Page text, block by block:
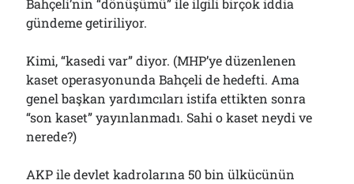
Bahçeli’nin “dönüşümü” ile ilgili birçok iddia
gündeme getiriliyor.
Kimi, “kasedi var” diyor. (MHP’ye düzenlenen
kaset operasyonunda Bahçeli de hedefti. Ama
genel başkan yardımcıları istifa ettikten sonra
“son kaset” yayınlanmadı. Sahi o kaset neydi ve
nerede?)
AKP ile devlet kadrolarına 50 bin ülkücünün